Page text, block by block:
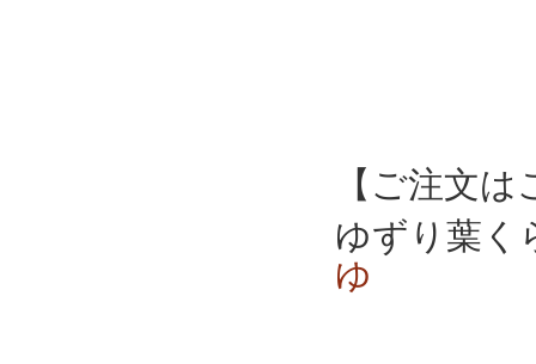
【ご注文
ゆずり葉
ゆ